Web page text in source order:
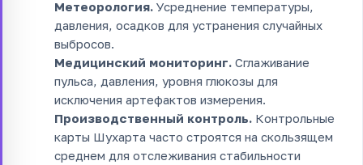
Метеорология. Усреднение температуры,
давления, осадков для устранения случайных
выбросов.
Медицинский мониторинг. Сглаживание
пульса, давления, уровня глюкозы для
исключения артефактов измерения.
Производственный контроль. Контрольные
карты Шухарта часто строятся на скользящем
среднем для отслеживания стабильности